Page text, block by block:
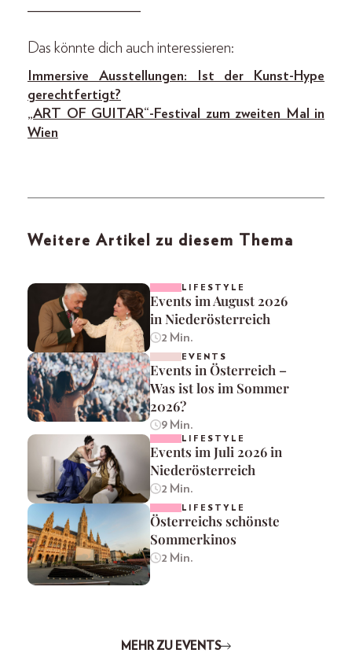
________________
Das könnte dich auch interessieren:
Immersive Ausstellungen: Ist der Kunst-Hype
gerechtfertigt?
„ART OF GUITAR“-Festival zum zweiten Mal in
Wien
Weitere Artikel zu diesem Thema
LIFESTYLE
Events im August 2026
in Niederösterreich
2 Min.
EVENTS
Events in Österreich –
Was ist los im Sommer
2026?
9 Min.
LIFESTYLE
Events im Juli 2026 in
Niederösterreich
2 Min.
LIFESTYLE
Österreichs schönste
Sommerkinos
2 Min.
MEHR ZU EVENTS